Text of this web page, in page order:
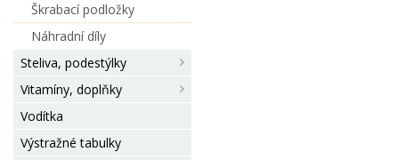
Škrabací podložky
Náhradní díly
Steliva, podestýlky
Vitamíny, doplňky
Vodítka
Výstražné tabulky